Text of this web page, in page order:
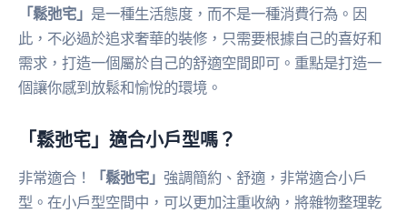
「鬆弛宅」 是一種生活態度，而不是一種消費行為。因
此，不必過於追求奢華的裝修，只需要根據自己的喜好和
需求，打造一個屬於自己的舒適空間即可。重點是打造一
個讓你感到放鬆和愉悅的環境。
「鬆弛宅」適合小戶型嗎？
非常適合！ 「鬆弛宅」 強調簡約、舒適，非常適合小戶
型。在小戶型空間中，可以更加注重收納，將雜物整理乾